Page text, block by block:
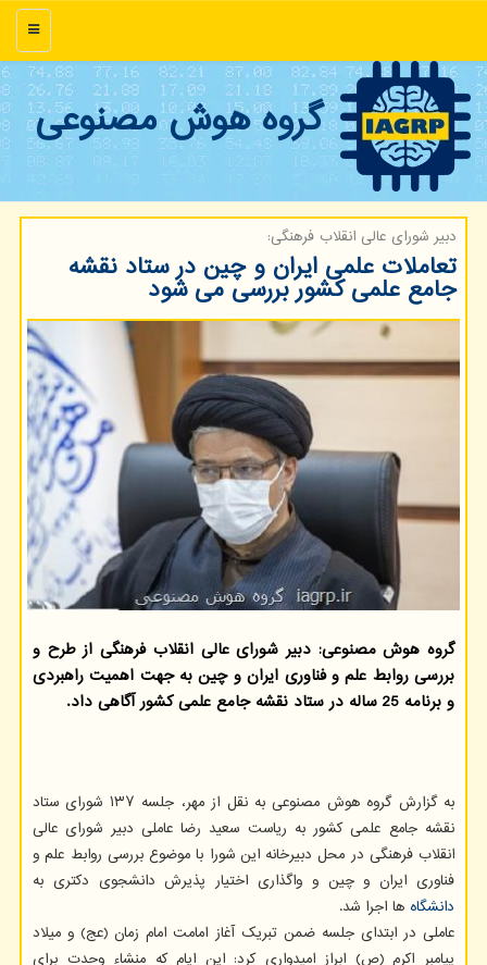
منو
گروه هوش مصنوعی
دبیر شورای عالی انقلاب فرهنگی:
تعاملات علمی ایران و چین در ستاد نقشه
جامع علمی كشور بررسی می شود
گروه هوش مصنوعی: دبیر شورای عالی انقلاب فرهنگی از طرح و
بررسی روابط علم و فناوری ایران و چین به جهت اهمیت راهبردی
و برنامه 25 ساله در ستاد نقشه جامع علمی كشور آگاهی داد.
به گزارش گروه هوش مصنوعی به نقل از مهر، جلسه ۱۳۷ شورای ستاد
نقشه جامع علمی کشور به ریاست سعید رضا عاملی دبیر شورای عالی
انقلاب فرهنگی در محل دبیرخانه این شورا با موضوع بررسی روابط علم و
فناوری ایران و چین و واگذاری اختیار پذیرش دانشجوی دکتری به
دانشگاه ها اجرا شد.
عاملی در ابتدای جلسه ضمن تبریک آغاز امامت امام زمان (عج) و میلاد
پیامبر اکرم (ص) ابراز امیدواری کرد: این ایام که منشاء وحدت برای